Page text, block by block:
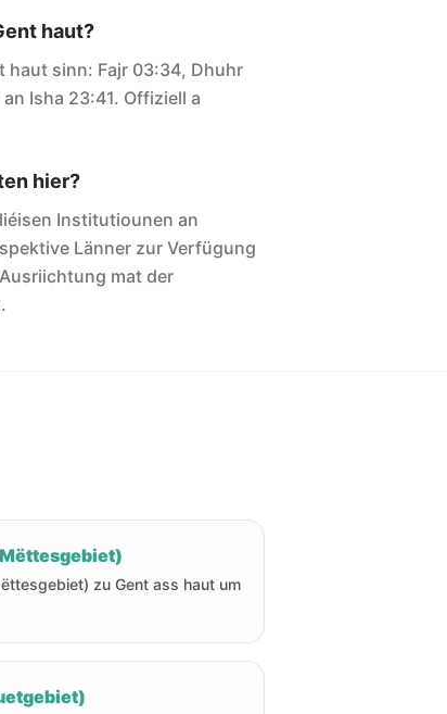
haut?
haut sinn: Fajr 03:34, Dhuhr
Isha 23:41. Offiziell a
hier?
Institutiounen an
Länner zur Verfügung
mat der
zu Gent ass haut um